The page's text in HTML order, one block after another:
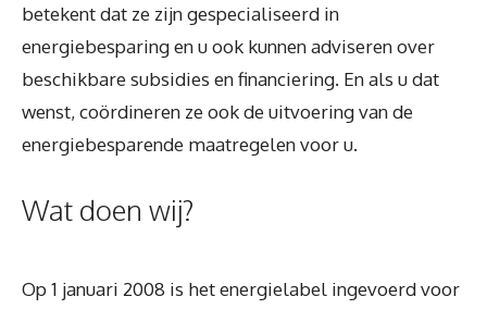
betekent dat ze zijn gespecialiseerd in
energiebesparing en u ook kunnen adviseren over
beschikbare subsidies en financiering. En als u dat
wenst, coördineren ze ook de uitvoering van de
energiebesparende maatregelen voor u.
Wat doen wij?
Op 1 januari 2008 is het energielabel ingevoerd voor